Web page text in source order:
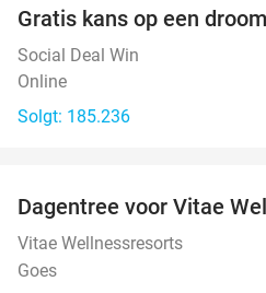
Gratis kans op een
Social Deal Win
Online
Solgt: 185.236
Dagentree voor Vitae
Vitae Wellnessresorts
Goes